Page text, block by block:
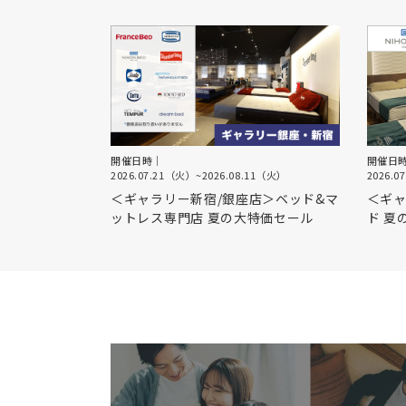
開催日時｜
2026.07.21（火）~2026.08.11（火）
＜ギャラリー新宿/銀座店＞ベッド&マ
ットレス専門店 夏の大特価セール
開催日
＜ギ
ド 夏